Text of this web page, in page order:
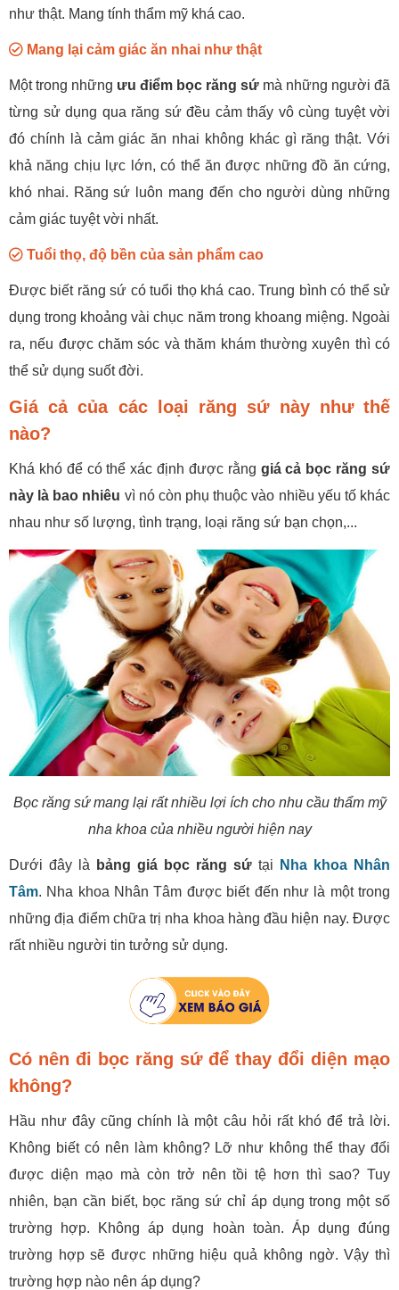
như thật. Mang tính thẩm mỹ khá cao.
Mang lại cảm giác ăn nhai như thật
Một trong những ưu điểm bọc răng sứ mà những người đã
từng sử dụng qua răng sứ đều cảm thấy vô cùng tuyệt vời
đó chính là cảm giác ăn nhai không khác gì răng thật. Với
khả năng chịu lực lớn, có thể ăn được những đồ ăn cứng,
khó nhai. Răng sứ luôn mang đến cho người dùng những
cảm giác tuyệt vời nhất.
Tuổi thọ, độ bền của sản phẩm cao
Được biết răng sứ có tuổi thọ khá cao. Trung bình có thể sử
dụng trong khoảng vài chục năm trong khoang miệng. Ngoài
ra, nếu được chăm sóc và thăm khám thường xuyên thì có
thể sử dụng suốt đời.
Giá cả của các loại răng sứ này như thế
nào?
Khá khó để có thể xác định được rằng giá cả bọc răng sứ
này là bao nhiêu vì nó còn phụ thuộc vào nhiều yếu tố khác
nhau như số lượng, tình trạng, loại răng sứ bạn chọn,...
Bọc răng sứ mang lại rất nhiều lợi ích cho nhu cầu thẩm mỹ
nha khoa của nhiều người hiện nay
Dưới đây là bảng giá bọc răng sứ tại
Nha khoa Nhân
Tâm. Nha khoa Nhân Tâm được biết đến như là một trong
những địa điểm chữa trị nha khoa hàng đầu hiện nay. Được
rất nhiều người tin tưởng sử dụng.
Có nên đi bọc răng sứ để thay đổi diện mạo
không?
Hầu như đây cũng chính là một câu hỏi rất khó để trả lời.
Không biết có nên làm không? Lỡ như không thể thay đổi
được diện mạo mà còn trở nên tồi tệ hơn thì sao? Tuy
nhiên, bạn cần biết, bọc răng sứ chỉ áp dụng trong một số
trường hợp. Không áp dụng hoàn toàn. Áp dụng đúng
trường hợp sẽ được những hiệu quả không ngờ. Vậy thì
trường hợp nào nên áp dụng?